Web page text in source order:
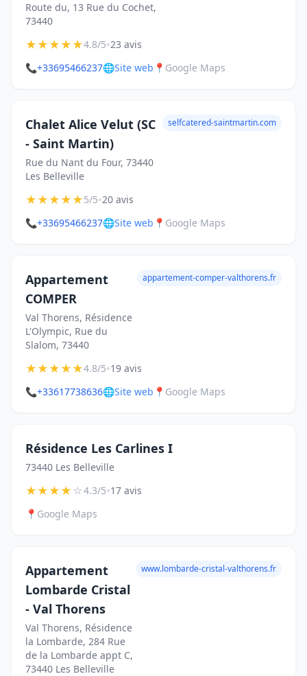
Route du, 13 Rue du Cochet,
73440
★★★★★4.8/5•23 avis
📞+33695466237🌐Site web 📍 Google Maps
Chalet Alice Velut (SC
- Saint Martin)
Rue du Nant du Four, 73440
Les Belleville
selfcatered-saintmartin.com
★★★★★5/5•20 avis
📞+33695466237🌐Site web 📍 Google Maps
Appartement
COMPER
Val Thorens, Résidence
L'Olympic, Rue du
Slalom, 73440
appartement-comper-valthorens.fr
★★★★★4.8/5•19 avis
📞+33617738636🌐Site web 📍 Google Maps
Résidence Les Carlines I
73440 Les Belleville
★★★★☆4.3/5•17 avis
📍 Google Maps
Appartement
Lombarde Cristal
- Val Thorens
Val Thorens, Résidence
la Lombarde, 284 Rue
de la Lombarde appt C,
73440 Les Belleville
www.lombarde-cristal-valthorens.fr